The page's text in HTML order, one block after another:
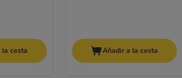
cesta Añadir a la cesta